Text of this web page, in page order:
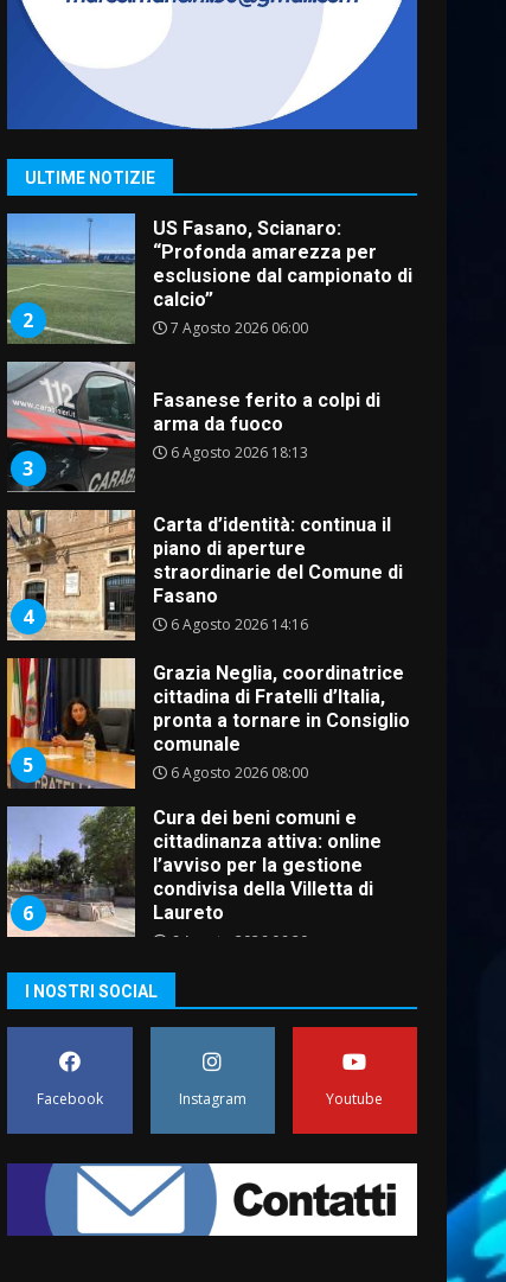
ULTIME NOTIZIE
7 6 Agosto 2026 06:15
1
“I Contestatori: Musica di
Rivoluzione”: nuovo
appuntamento con “Fasano in
2
US Fasano, Scianaro:
“Profonda amarezza per
esclusione dal campionato di
calcio”
7 Agosto 2026 06:00
3
Fasanese ferito a colpi di
arma da fuoco
6 Agosto 2026 18:13
4
Carta d’identità: continua il
piano di aperture
straordinarie del Comune di
Fasano
6 Agosto 2026 14:16
5
Grazia Neglia, coordinatrice
cittadina di Fratelli d’Italia,
pronta a tornare in Consiglio
comunale
6 Agosto 2026 08:00
6
Cura dei beni comuni e
cittadinanza attiva: online
l’avviso per la gestione
condivisa della Villetta di
Laureto
6 Agosto 2026 06:20
prima assoluta de “L’Albergo
Belvedere. Il rapimento”
6 Agosto 2026 06:15
appuntamento con “Fasano in
Banda”
7 Agosto 2026 06:05
I NOSTRI SOCIAL
Facebook Instagram Youtube